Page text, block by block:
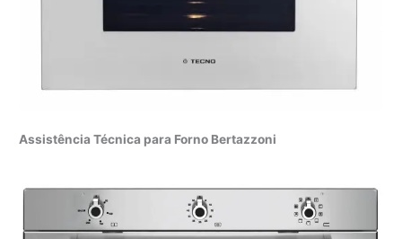
Assistência Técnica para Forno Bertazzoni